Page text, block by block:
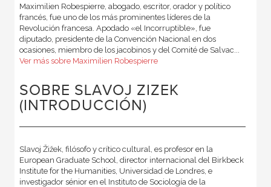
Maximilien Robespierre, abogado, escritor, orador y político
francés, fue uno de los más prominentes líderes de la
Revolución francesa. Apodado «el Incorruptible», fue
diputado, presidente de la Convención Nacional en dos
ocasiones, miembro de los jacobinos y del Comité de Salvac...
Ver más sobre Maximilien Robespierre
SOBRE SLAVOJ ZIZEK
(INTRODUCCIÓN)
Slavoj Žižek, filósofo y crítico cultural, es profesor en la
European Graduate School, director internacional del Birkbeck
Institute for the Humanities, Universidad de Londres, e
investigador sénior en el Instituto de Sociología de la